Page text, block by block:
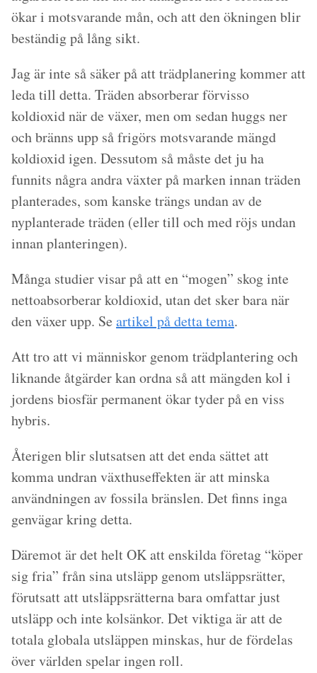
ökar i motsvarande mån, och att den ökningen blir
beständig på lång sikt.
Jag är inte så säker på att trädplanering kommer att
leda till detta. Träden absorberar förvisso
koldioxid när de växer, men om sedan huggs ner
och bränns upp så frigörs motsvarande mängd
koldioxid igen. Dessutom så måste det ju ha
funnits några andra växter på marken innan träden
planterades, som kanske trängs undan av de
nyplanterade träden (eller till och med röjs undan
innan planteringen).
Många studier visar på att en “mogen” skog inte
nettoabsorberar koldioxid, utan det sker bara när
den växer upp. Se artikel på detta tema.
Att tro att vi människor genom trädplantering och
liknande åtgärder kan ordna så att mängden kol i
jordens biosfär permanent ökar tyder på en viss
hybris.
Återigen blir slutsatsen att det enda sättet att
komma undran växthuseffekten är att minska
användningen av fossila bränslen. Det finns inga
genvägar kring detta.
Däremot är det helt OK att enskilda företag “köper
sig fria” från sina utsläpp genom utsläppsrätter,
förutsatt att utsläppsrätterna bara omfattar just
utsläpp och inte kolsänkor. Det viktiga är att de
totala globala utsläppen minskas, hur de fördelas
över världen spelar ingen roll.